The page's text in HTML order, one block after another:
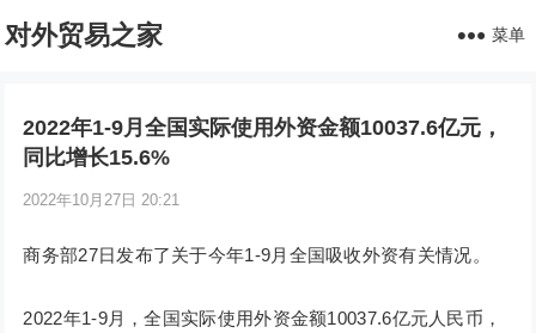
对外贸易之家 菜单
2022年1-9月全国实际使用外资金额10037.6亿元，
同比增长15.6%
2022年10月27日 20:21
商务部27日发布了关于今年1-9月全国吸收外资有关情况。
2022年1-9月，全国实际使用外资金额10037.6亿元人民币，